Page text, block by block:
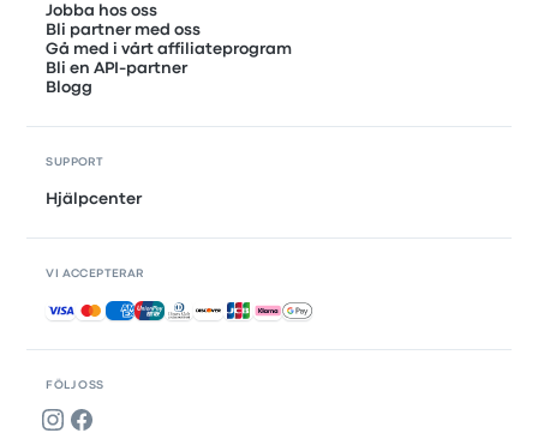
FÖLJ OSS
Jobba hos oss
Bli partner med oss
Gå med i vårt affiliateprogram
Bli en API-partner
Blogg
SUPPORT
Hjälpcenter
VI ACCEPTERAR
Accepterade betalningar